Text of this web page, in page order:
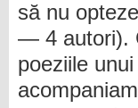
să nu
— 4 autori).
poeziile